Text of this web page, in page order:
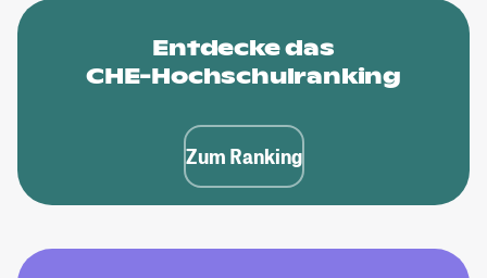
Entdecke das
CHE-Hochschulranking
Zum Ranking